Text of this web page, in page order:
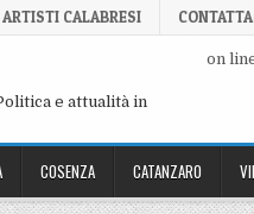
CALABRESI
e attualità in
on
COSENZA CATANZARO